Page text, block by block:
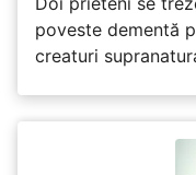
poveste dementă
creaturi